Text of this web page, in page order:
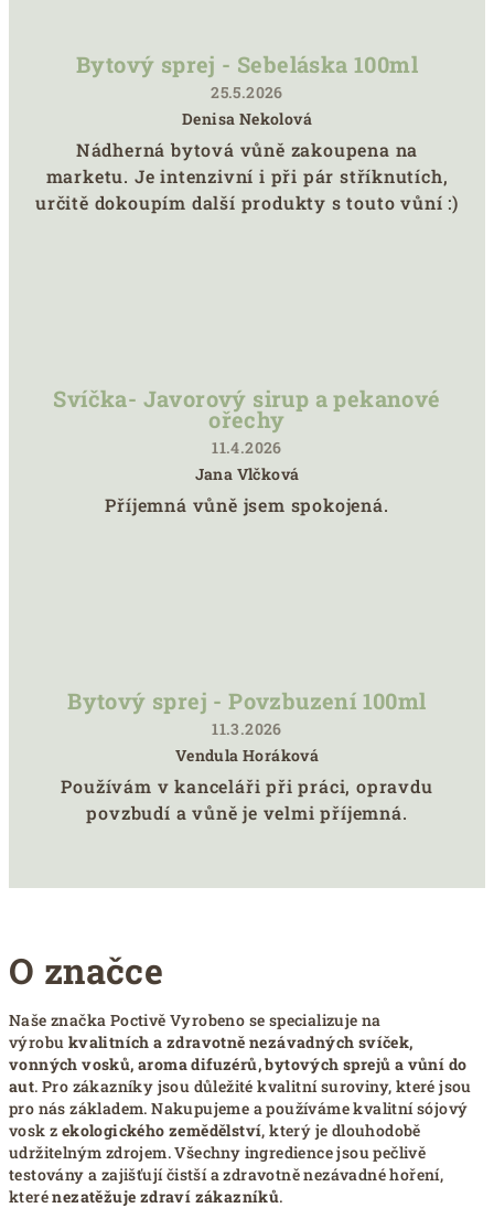
Bytový sprej - Sebeláska 100ml
Hodnocení
produktu
je
5
z
Denisa Nekolová
25.5.2026
Nádherná bytová vůně zakoupena na
marketu. Je intenzivní i při pár stříknutích,
určitě dokoupím další produkty s touto vůní :)
Svíčka- Javorový sirup a pekanové
ořechy
Hodnocení
produktu
Jana Vlčková
11.4.2026
Příjemná vůně jsem spokojená.
Bytový sprej - Povzbuzení 100ml
Hodnocení
produktu
je
hvězdiček.
Vendula Horáková
11.3.2026
Používám v kanceláři při práci, opravdu
povzbudí a vůně je velmi příjemná.
O značce
Naše značka Poctivě Vyrobeno se specializuje na
výrobu kvalitních a zdravotně nezávadných svíček,
vonných vosků, aroma difuzérů, bytových sprejů a vůní do
aut. Pro zákazníky jsou důležité kvalitní suroviny, které jsou
pro nás základem. Nakupujeme a používáme kvalitní sójový
vosk z ekologického zemědělství, který je dlouhodobě
udržitelným zdrojem. Všechny ingredience jsou pečlivě
testovány a zajišťují čistší a zdravotně nezávadné hoření,
kterénezatěžuje zdraví zákazníků.